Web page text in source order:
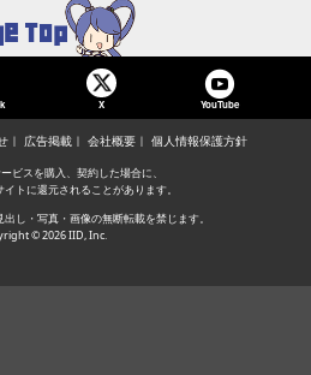
X YouTube
広告掲載 会社概要 個人情報保護方針
ビスを購入、契約した場合に、
トに還元されることがあります。
し・写真・画像の無断転載を禁じます。
© 2026 IID, Inc.